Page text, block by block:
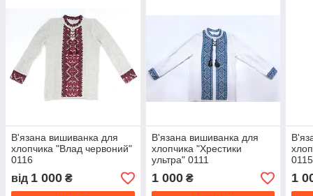
В'язана вишиванка для
хлопчика "Влад червоний"
0116
від 1 000 ₴
В'язана вишиванка для
хлопчика "Хрестики
ультра" 0111
1 000₴
0115
1